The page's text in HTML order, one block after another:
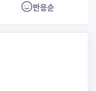
반응순